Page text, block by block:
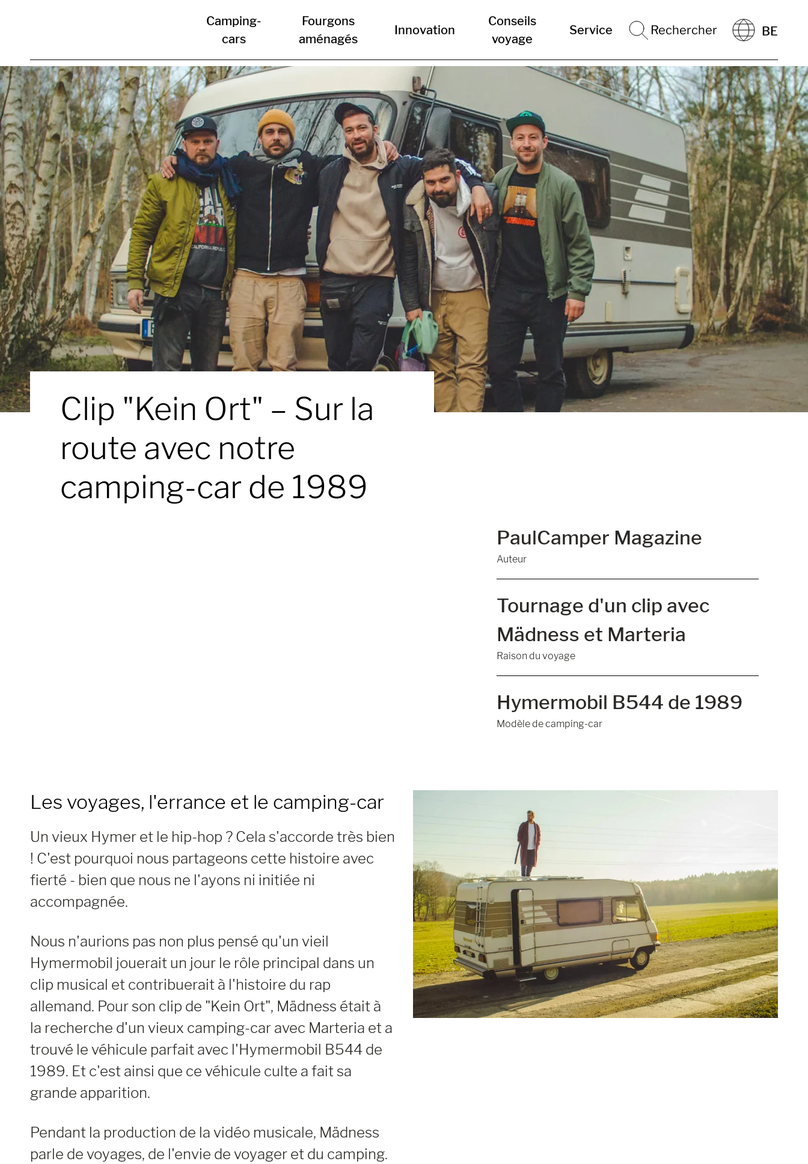
Camping-
cars
Fourgons
aménagés
Innovation
Conseils
voyage
Service Rechercher BE
Clip "Kein Ort" – Sur la
route avec notre
camping-car de 1989
PaulCamper Magazine
Auteur
Raison du voyage
Tournage d'un clip avec
Mädness et Marteria
Modèle de camping-car
Hymermobil B544 de 1989
Les voyages, l'errance et le camping-car
Un vieux Hymer et le hip-hop ? Cela s'accorde très bien
! C'est pourquoi nous partageons cette histoire avec
fierté - bien que nous ne l'ayons ni initiée ni
accompagnée.
Nous n'aurions pas non plus pensé qu'un vieil
Hymermobil jouerait un jour le rôle principal dans un
clip musical et contribuerait à l'histoire du rap
allemand. Pour son clip de "Kein Ort", Mädness était à
la recherche d'un vieux camping-car avec Marteria et a
trouvé le véhicule parfait avec l'Hymermobil B544 de
1989. Et c'est ainsi que ce véhicule culte a fait sa
grande apparition.
Pendant la production de la vidéo musicale, Mädness
parle de voyages, de l'envie de voyager et du camping.